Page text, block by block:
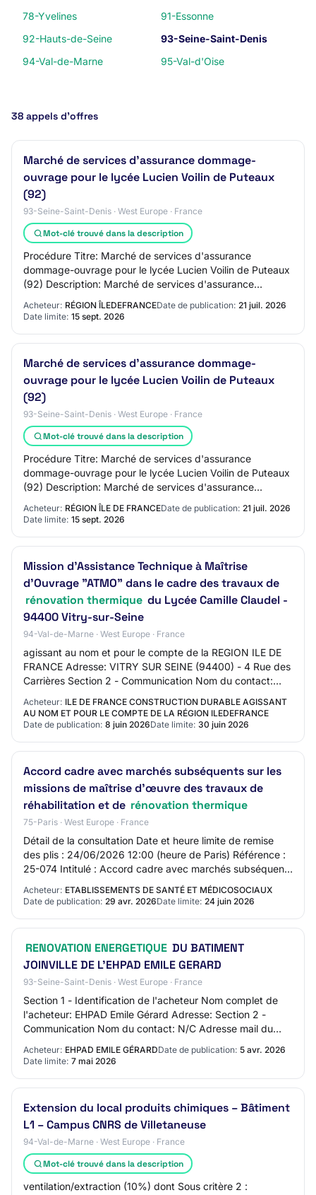
78-Yvelines
91-Essonne
92-Hauts-de-Seine
93-Seine-Saint-Denis
94-Val-de-Marne
95-Val-d'Oise
38 appels d’offres
Marché de services d'assurance dommage-
ouvrage pour le lycée Lucien Voilin de Puteaux
(92)
93-Seine-Saint-Denis · West Europe · France
Mot-clé trouvé dans la description
Procédure Titre: Marché de services d'assurance
dommage-ouvrage pour le lycée Lucien Voilin de Puteaux
(92) Description: Marché de services d'assurance
dommage-ouvrage dans le cadre de l'opération de…
Acheteur: RÉGION ÎLEDEFRANCEDate de publication: 21 juil. 2026
Date limite: 15 sept. 2026
Marché de services d'assurance dommage-
ouvrage pour le lycée Lucien Voilin de Puteaux
(92)
93-Seine-Saint-Denis · West Europe · France
Mot-clé trouvé dans la description
Procédure Titre: Marché de services d'assurance
dommage-ouvrage pour le lycée Lucien Voilin de Puteaux
(92) Description: Marché de services d'assurance
dommage-ouvrage dans le cadre de l'opération de…
Acheteur: RÉGION ÎLE DE FRANCEDate de publication: 21 juil. 2026
Date limite: 15 sept. 2026
Mission d'Assistance Technique à Maîtrise
d'Ouvrage "ATMO" dans le cadre des travaux de
rénovation thermique du Lycée Camille Claudel -
94400 Vitry-sur-Seine
94-Val-de-Marne · West Europe · France
agissant au nom et pour le compte de la REGION ILE DE
FRANCE Adresse: VITRY SUR SEINE (94400) - 4 Rue des
Carrières Section 2 - Communication Nom du contact:
Acheteur: ILE DE FRANCE CONSTRUCTION DURABLE AGISSANT
AU NOM ET POUR LE COMPTE DE LA RÉGION ILEDEFRANCE
Date de publication: 8 juin 2026Date limite: 30 juin 2026
Accord cadre avec marchés subséquents sur les
missions de maîtrise d’œuvre des travaux de
réhabilitation et de rénovation thermique
75-Paris · West Europe · France
Détail de la consultation Date et heure limite de remise
des plis : 24/06/2026 12:00 (heure de Paris) Référence :
25-074 Intitulé : Accord cadre avec marchés subséquents
Acheteur: ETABLISSEMENTS DE SANTÉ ET MÉDICOSOCIAUX
Date de publication: 29 avr. 2026Date limite: 24 juin 2026
RENOVATION ENERGETIQUE DU BATIMENT
JOINVILLE DE L’EHPAD EMILE GERARD
93-Seine-Saint-Denis · West Europe · France
Section 1 - Identification de l'acheteur Nom complet de
l'acheteur: EHPAD Emile Gérard Adresse: Section 2 -
Communication Nom du contact: N/C Adresse mail du
contact: N/C Numéro de téléphone du conta…
Acheteur: EHPAD EMILE GÉRARDDate de publication: 5 avr. 2026
Date limite: 7 mai 2026
Extension du local produits chimiques – Bâtiment
L1 – Campus CNRS de Villetaneuse
94-Val-de-Marne · West Europe · France
Mot-clé trouvé dans la description
ventilation/extraction (10%) dont Sous critère 2 :